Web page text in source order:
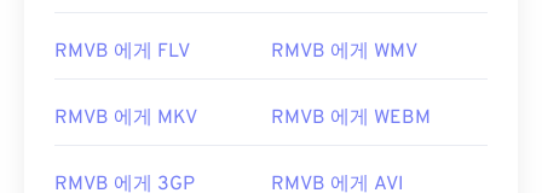
00 00
00 00
RMVB 에게 FLV RMVB 에게 WMV
RMVB 에게 MKV RMVB 에게 WEBM
RMVB 에게 3GP RMVB 에게 AVI